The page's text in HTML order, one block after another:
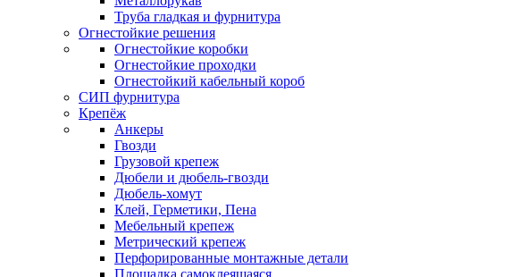
Труба гладкая и фурнитура
Огнестойкие решения
Огнестойкие коробки
Огнестойкие проходки
Огнестойкий кабельный короб
СИП фурнитура
Крепёж
Анкеры
Гвозди
Грузовой крепеж
Дюбели и дюбель-гвозди
Дюбель-хомут
Клей, Герметики, Пена
Мебельный крепеж
Метрический крепеж
Перфорированные монтажные детали
Площадка самоклеящаяся